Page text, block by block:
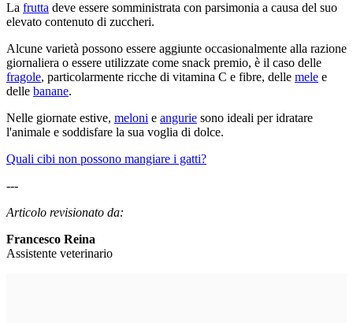
La frutta deve essere somministrata con parsimonia a causa del suo
elevato contenuto di zuccheri.
Alcune varietà possono essere aggiunte occasionalmente alla razione
giornaliera o essere utilizzate come snack premio, è il caso delle
fragole, particolarmente ricche di vitamina C e fibre, delle mele e
delle banane.
Nelle giornate estive, meloni e angurie sono ideali per idratare
l'animale e soddisfare la sua voglia di dolce.
Quali cibi non possono mangiare i gatti?
---
Articolo revisionato da:
Francesco Reina
Assistente veterinario